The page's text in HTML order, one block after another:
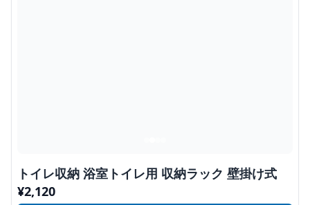
トイレ収納 浴室トイレ用 収納ラック 壁掛け式
¥2,120